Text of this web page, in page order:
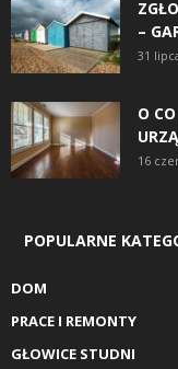
–
31
O
16
POPULARNE
DOM
PRACE I REMONTY
GŁOWICE STUDNI